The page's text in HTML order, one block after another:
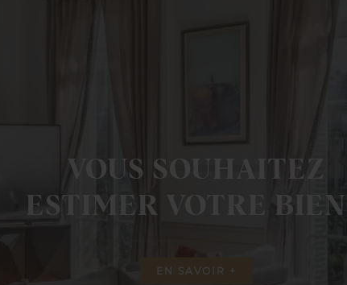
VOUS SOUHAITEZ
ESTIMER VOTRE
EN SAVOIR +